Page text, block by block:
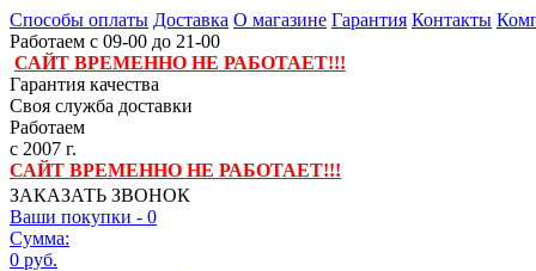
Способы оплаты Доставка О магазине Гарантия Контакты
Работаем с 09-00 до 21-00
САЙТ ВРЕМЕННО НЕ РАБОТАЕТ!!!
Гарантия качества
Своя служба доставки
Работаем
с 2007 г.
САЙТ ВРЕМЕННО НЕ РАБОТАЕТ!!!
ЗАКАЗАТЬ ЗВОНОК
Ваши покупки - 0
Сумма:
0 руб.